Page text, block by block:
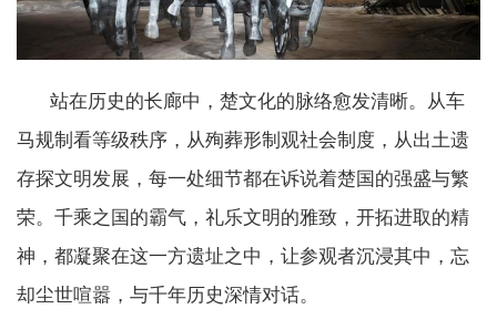
站在历史的长廊中，楚文化的脉络愈发清晰。从车
马规制看等级秩序，从殉葬形制观社会制度，从出土遗
存探文明发展，每一处细节都在诉说着楚国的强盛与繁
荣。千乘之国的霸气，礼乐文明的雅致，开拓进取的精
神，都凝聚在这一方遗址之中，让参观者沉浸其中，忘
却尘世喧嚣，与千年历史深情对话。